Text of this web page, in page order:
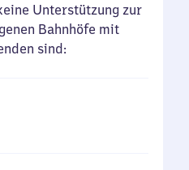
Unterstützung zur
Bahnhöfe mit
sind: